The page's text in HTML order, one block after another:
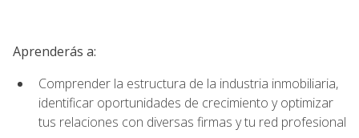
Aprenderás a:
Comprender la estructura de la industria inmobiliaria,
identificar oportunidades de crecimiento y optimizar
tus relaciones con diversas firmas y tu red profesional